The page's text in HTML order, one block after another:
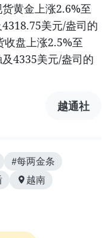
黄金上涨2.6%至
美元/盎司的
收盘上涨2.5%至
4335美元/盎司的
越通社
#每两金条
越南